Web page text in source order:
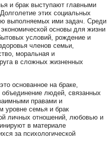
и брак выступают главными
этих социальных
выполняемых ими задач. Среди
основы для жизни
условий, рождение и
членов семьи,
моральная и
в сложных жизненных
основанное на браке,
людей, связанных
правами и
уровне семья и брак
личных отношений, любовью и
в материале
за психологической